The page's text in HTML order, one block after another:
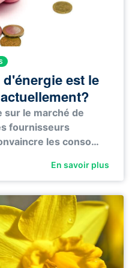
est le
sur le marché de
fournisseurs
les conso…
En savoir plus